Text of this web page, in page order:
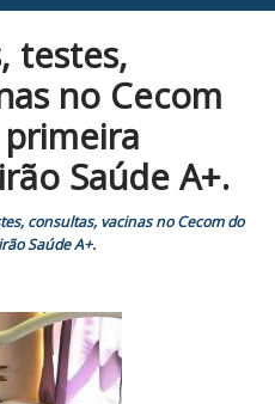
testes,
no Cecom
Saúde A+.
consultas, vacinas no Cecom do
Saúde A+.